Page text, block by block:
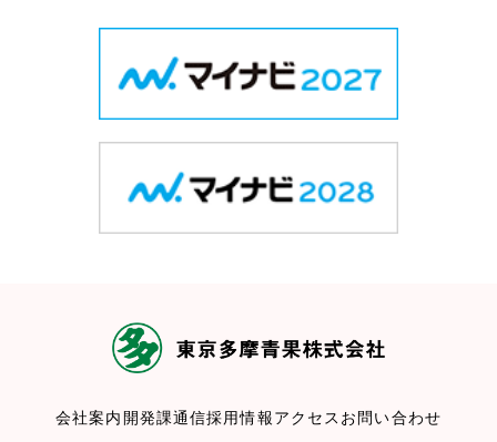
会社案内 開発課通信採用情報アクセス お問い合わせ